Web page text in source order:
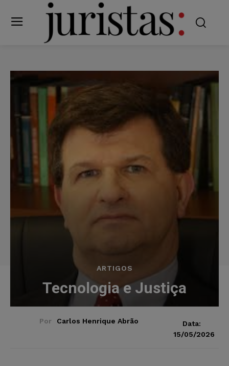
ARTIGOS
Tecnologia e Justiça
Por Carlos Henrique Abrão
Data:
15/05/2026